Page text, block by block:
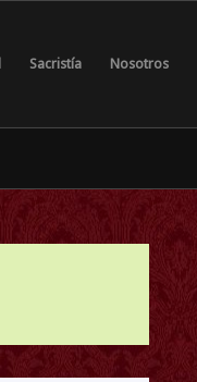
Sacristía Nosotros